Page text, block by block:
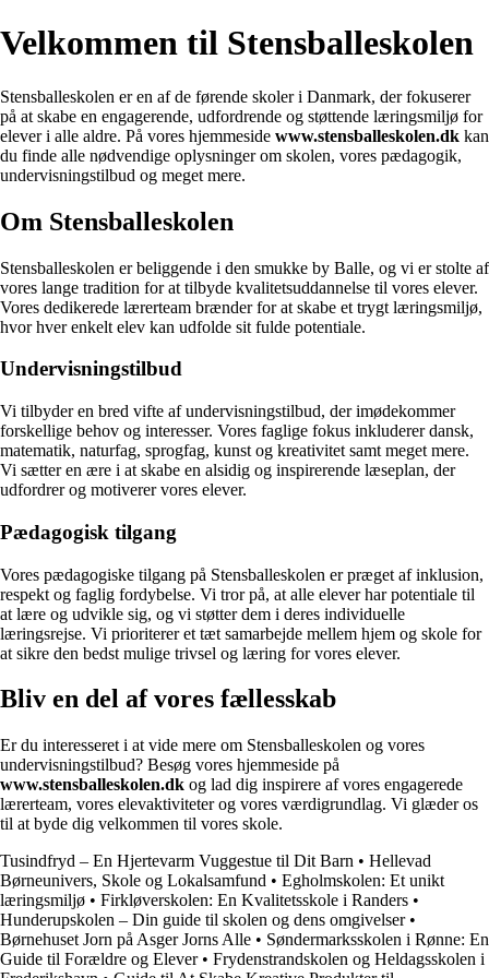
Velkommen til Stensballeskolen
Stensballeskolen er en af de førende skoler i Danmark, der fokuserer
på at skabe en engagerende, udfordrende og støttende læringsmiljø for
elever i alle aldre. På vores hjemmeside www.stensballeskolen.dk kan
du finde alle nødvendige oplysninger om skolen, vores pædagogik,
undervisningstilbud og meget mere.
Om Stensballeskolen
Stensballeskolen er beliggende i den smukke by Balle, og vi er stolte af
vores lange tradition for at tilbyde kvalitetsuddannelse til vores elever.
Vores dedikerede lærerteam brænder for at skabe et trygt læringsmiljø,
hvor hver enkelt elev kan udfolde sit fulde potentiale.
Undervisningstilbud
Vi tilbyder en bred vifte af undervisningstilbud, der imødekommer
forskellige behov og interesser. Vores faglige fokus inkluderer dansk,
matematik, naturfag, sprogfag, kunst og kreativitet samt meget mere.
Vi sætter en ære i at skabe en alsidig og inspirerende læseplan, der
udfordrer og motiverer vores elever.
Pædagogisk tilgang
Vores pædagogiske tilgang på Stensballeskolen er præget af inklusion,
respekt og faglig fordybelse. Vi tror på, at alle elever har potentiale til
at lære og udvikle sig, og vi støtter dem i deres individuelle
læringsrejse. Vi prioriterer et tæt samarbejde mellem hjem og skole for
at sikre den bedst mulige trivsel og læring for vores elever.
Bliv en del af vores fællesskab
Er du interesseret i at vide mere om Stensballeskolen og vores
undervisningstilbud? Besøg vores hjemmeside på
www.stensballeskolen.dk og lad dig inspirere af vores engagerede
lærerteam, vores elevaktiviteter og vores værdigrundlag. Vi glæder os
til at byde dig velkommen til vores skole.
Tusindfryd – En Hjertevarm Vuggestue til Dit Barn • Hellevad
Børneunivers, Skole og Lokalsamfund • Egholmskolen: Et unikt
læringsmiljø • Firkløverskolen: En Kvalitetsskole i Randers •
Hunderupskolen – Din guide til skolen og dens omgivelser•
Børnehuset Jorn på Asger Jorns Alle • Søndermarksskolen i Rønne: En
Guide til Forældre og Elever• Frydenstrandskolen og Heldagsskolen i